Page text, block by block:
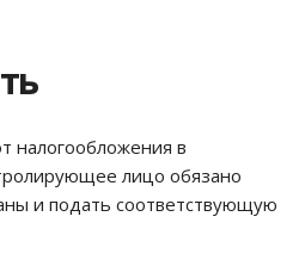
налогообложения в
лицо обязано
и подать соответствующую